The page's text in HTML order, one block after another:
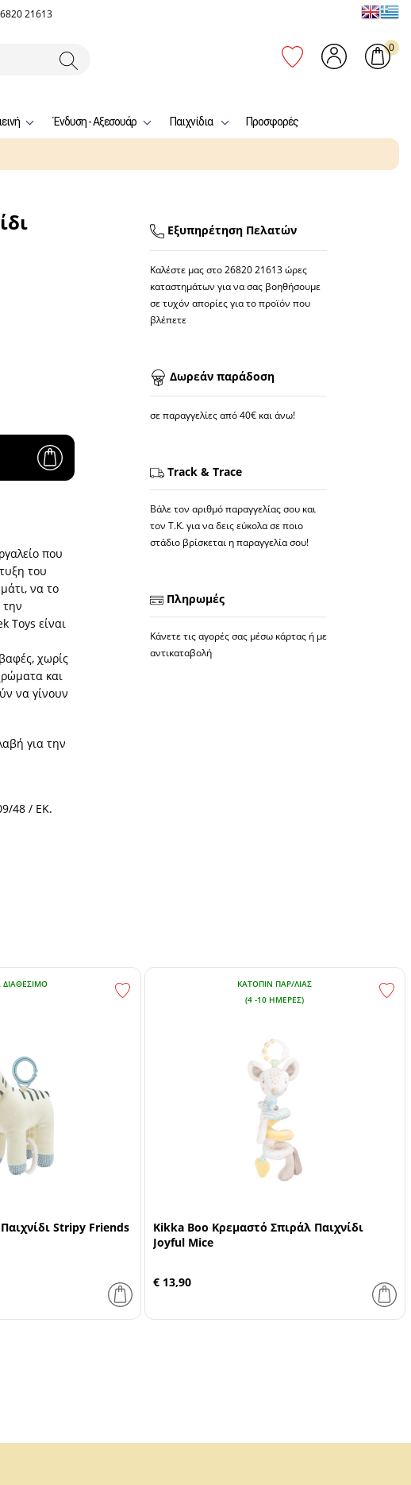
21613
0
Ένδυση - Αξεσουάρ Παιχνίδια Προσφορές
που
του
να το
την
Toys είναι
χωρίς
και
να γίνουν
για την
48 / ΕΚ.
Εξυπηρέτηση Πελατών
Καλέστε μας στο26820 21613ώρες
καταστημάτων για να σας βοηθήσουμε
σε τυχόν απορίες για το προϊόν που
βλέπετε
Δωρεάν παράδοση
σε παραγγελίες από 40€ και άνω!
Track & Trace
Βάλε τον αριθμό παραγγελίας σου και
τον Τ.Κ. για να δεις εύκολα σε ποιο
στάδιο βρίσκεται η παραγγελία σου!
Πληρωμές
Κάνετε τις αγορές σας μέσω κάρτας ή με
αντικαταβολή
Stripy Friends
ΚΑΤΌΠΙΝ ΠΑΡ/ΛΊΑΣ
(4 -10 ΗΜΈΡΕΣ)
Kikka Boo Κρεμαστό Σπιράλ Παιχνίδι
Joyful Mice
€ 13,90